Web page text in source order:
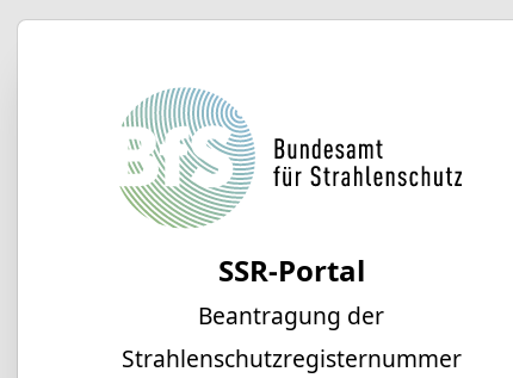
SSR-Portal
Beantragung der
Strahlenschutzregisternummer